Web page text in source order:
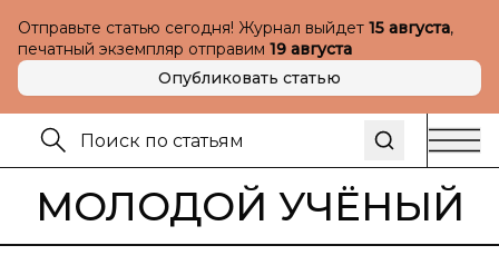
Отправьте статью сегодня! Журнал выйдет 15 августа,
печатный экземпляр отправим 19 августа
Опубликовать статью
МОЛОДОЙ УЧЁНЫЙ